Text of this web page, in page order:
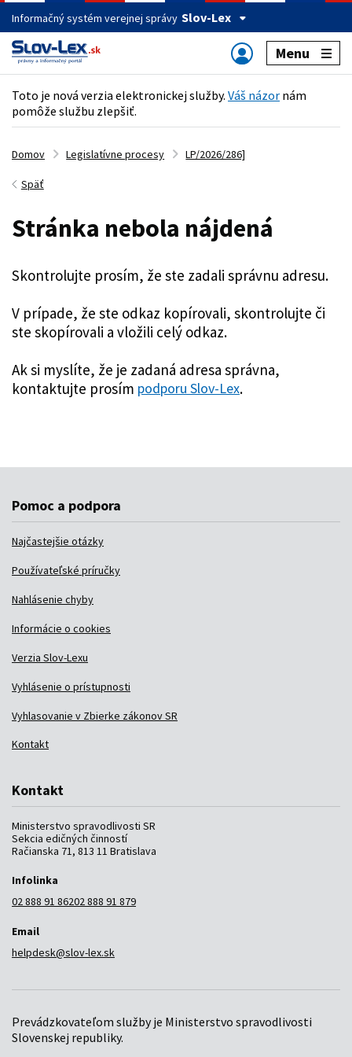
Informačný systém verejnej správy Slov-Lex
Menu
Toto je nová verzia elektronickej služby. Váš názor nám
pomôže službu zlepšiť.
Pomoc a podpora
Najčastejšie otázky
Používateľské príručky
Nahlásenie chyby
Informácie o cookies
Verzia Slov-Lexu
Vyhlásenie o prístupnosti
Vyhlasovanie v Zbierke zákonov SR
Kontakt
Kontakt
Ministerstvo spravodlivosti SR
Sekcia edičných činností
Račianska 71, 813 11 Bratislava
Infolinka
02 888 91 86202 888 91 879
Email
helpdesk@slov-lex.sk
Prevádzkovateľom služby je Ministerstvo spravodlivosti
Slovenskej republiky.